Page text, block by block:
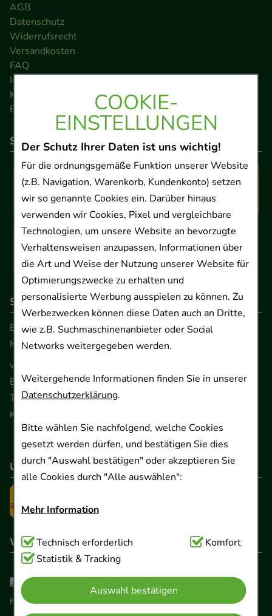
COOKIE-
EINSTELLUNGEN
Der Schutz Ihrer Daten ist uns wichtig!
Für die ordnungsgemäße Funktion unserer Website
(z.B. Navigation, Warenkorb, Kundenkonto) setzen
wir so genannte Cookies ein. Darüber hinaus
verwenden wir Cookies, Pixel und vergleichbare
Technologien, um unsere Website an bevorzugte
Verhaltensweisen anzupassen, Informationen über
die Art und Weise der Nutzung unserer Website für
Optimierungszwecke zu erhalten und
personalisierte Werbung ausspielen zu können. Zu
Werbezwecken können diese Daten auch an Dritte,
wie z.B. Suchmaschinenanbieter oder Social
Networks weitergegeben werden.
Weitergehende Informationen finden Sie in unserer
Datenschutzerklärung.
Bitte wählen Sie nachfolgend, welche Cookies
gesetzt werden dürfen, und bestätigen Sie dies
durch "Auswahl bestätigen" oder akzeptieren Sie
alle Cookies durch "Alle auswählen":
Mehr Information
Technisch Notwendig:Hierbei handelt es sich um
Cookies, die für die Grundfunktionen unserer
Website notwendig sind (z.B. Navigation,
Warenkorb, Kundenkonto), weshalb auf diese nicht
verzichtet werden kann.
Technisch erforderlich
Komfort
Statistik & Tracking
Auswahl bestätigen
AGB
Datenschutz
Widerrufsrecht
Versandkosten
FAQ
Impressum
Kontakt
Barrierefreiheitserklärung
So können Sie bezahlen
So erreichen Sie uns
Beratung und Kundenservice:
Montag - Freitag von 9.00 bis 17.00 Uhr
www.ApoSalis.de
Ernst-August-Platz 2 · 30159 Hannover
Telefon 0511 89 71 80 0 · Fax 0511 89 71 80 11
Kontaktformular
Unser Versanddienstleister
Wir sind hier gelistet